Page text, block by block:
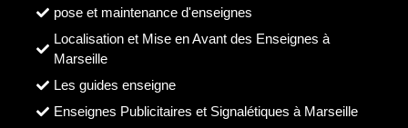
pose et maintenance d'enseignes
Localisation et Mise en Avant des Enseignes à
Marseille
Les guides enseigne
Enseignes Publicitaires et Signalétiques à Marseille